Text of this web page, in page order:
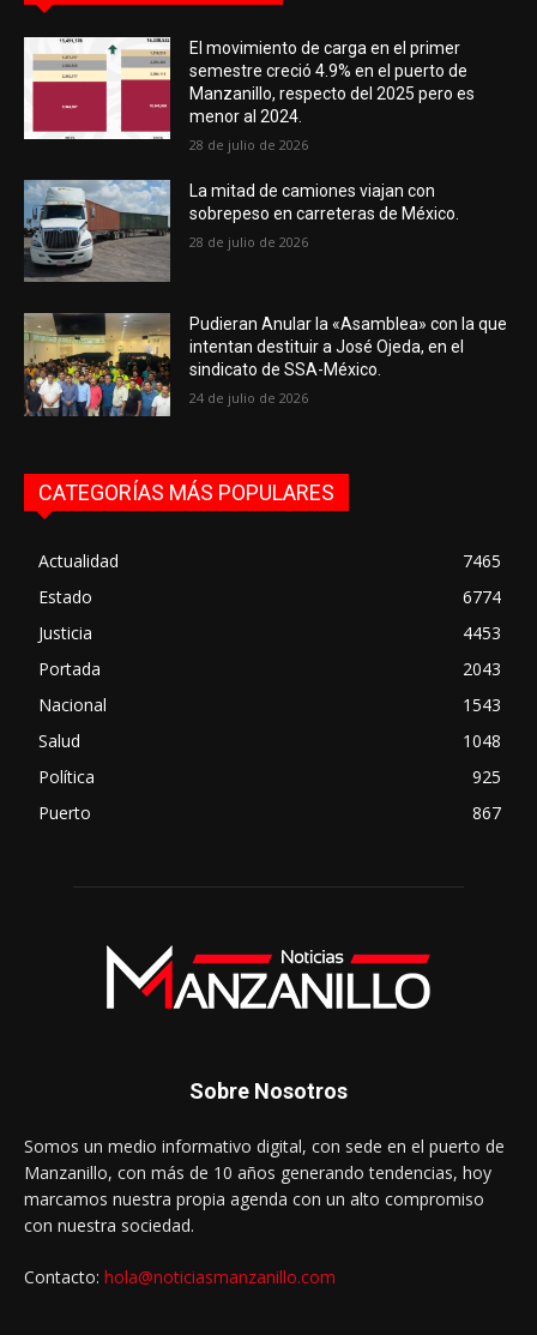
El movimiento de carga en el primer
semestre creció 4.9% en el puerto de
Manzanillo, respecto del 2025 pero es
menor al 2024.
28 de julio de 2026
La mitad de camiones viajan con
sobrepeso en carreteras de México.
28 de julio de 2026
Pudieran Anular la «Asamblea» con la que
intentan destituir a José Ojeda, en el
sindicato de SSA-México.
24 de julio de 2026
CATEGORÍAS MÁS POPULARES
Actualidad
7465
Estado
6774
Justicia
4453
Portada
2043
Nacional
1543
Salud
1048
Política
925
Puerto
867
Sobre Nosotros
Somos un medio informativo digital, con sede en el puerto de
Manzanillo, con más de 10 años generando tendencias, hoy
marcamos nuestra propia agenda con un alto compromiso
con nuestra sociedad.
Contacto: hola@noticiasmanzanillo.com